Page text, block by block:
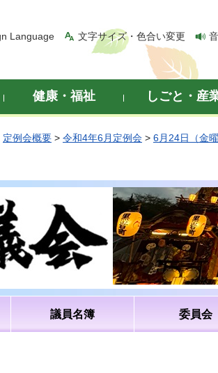
Language 文字サイズ・色合い変更
健康・福祉 しごと・産
定例会概要 > 令和4年6月定例会 > 6月24日（金曜
議員名簿 委員会